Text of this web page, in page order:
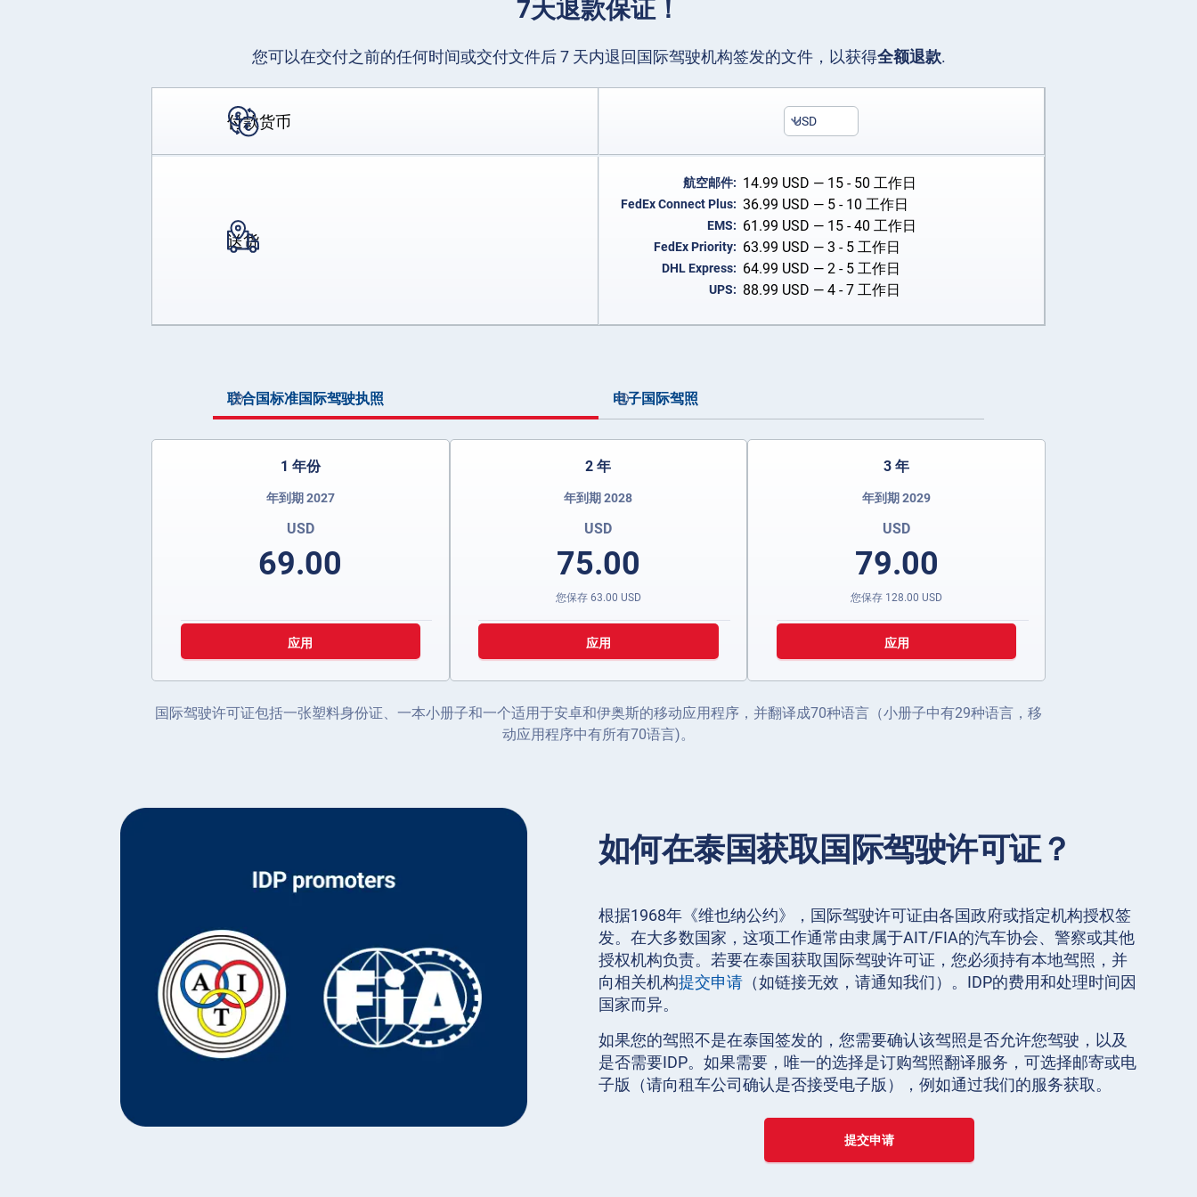
7天退款保证！
您可以在交付之前的任何时间或交付文件后 7 天内退回国际驾驶机构签发的文件，以获得全额退款.
付款货币 USD
送货
航空邮件: 14.99 USD — 15 - 50 工作日
FedEx Connect Plus: 36.99 USD — 5 - 10 工作日
EMS: 61.99 USD — 15 - 40 工作日
FedEx Priority: 63.99 USD — 3 - 5 工作日
DHL Express: 64.99 USD — 2 - 5 工作日
UPS: 88.99 USD — 4 - 7 工作日
联合国标准国际驾驶执照 电子国际驾照
1 年份
年到期 2027
USD
69.00
应用
2 年
年到期 2028
USD
75.00
您保存 63.00 USD
应用
3 年
年到期 2029
USD
79.00
您保存 128.00 USD
应用
国际驾驶许可证包括一张塑料身份证、一本小册子和一个适用于安卓和伊奥斯的移动应用程序，并翻译成70种语言（小册子中有29种语言，移
动应用程序中有所有70语言)。
如何在泰国获取国际驾驶许可证？
根据1968年《维也纳公约》，国际驾驶许可证由各国政府或指定机构授权签
发。在大多数国家，这项工作通常由隶属于AIT/FIA的汽车协会、警察或其他
授权机构负责。若要在泰国获取国际驾驶许可证，您必须持有本地驾照，并
向相关机构提交申请 （如链接无效，请通知我们）。IDP的费用和处理时间因
国家而异。
如果您的驾照不是在泰国签发的，您需要确认该驾照是否允许您驾驶，以及
是否需要IDP。如果需要，唯一的选择是订购驾照翻译服务，可选择邮寄或电
子版（请向租车公司确认是否接受电子版），例如通过我们的服务获取。
提交申请